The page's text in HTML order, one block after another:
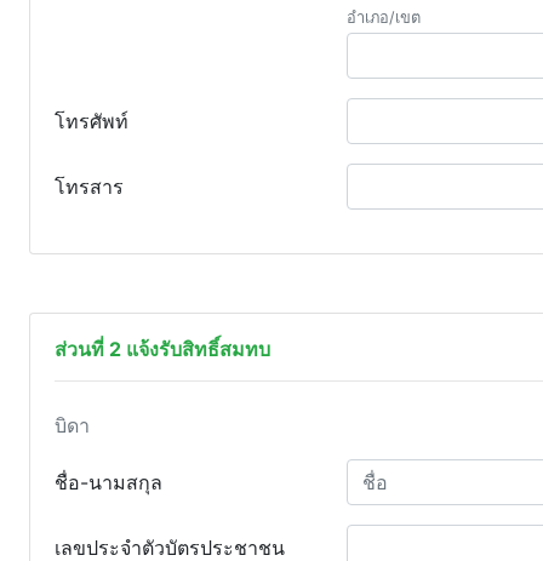
อำเภอ/เขต
โทรศัพท์
โทรสาร
ส่วนที่ 2 แจ้งรับสิทธิ์สมทบ
บิดา
ชื่อ-นามสกุล
เลขประจำตัวบัตรประชาชน